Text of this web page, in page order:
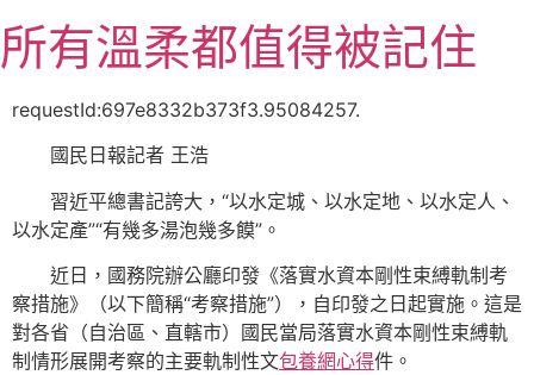
至
主所有溫柔都值得被記住
requestId:697e8332b373f3.95084257.
國民日報記者 王浩
習近平總書記誇大，“以水定城、以水定地、以水定人、
以水定產”“有幾多湯泡幾多饃”。
近日，國務院辦公廳印發《落實水資本剛性束縛軌制考
察措施》（以下簡稱“考察措施”），自印發之日起實施。這是
對各省（自治區、直轄市）國民當局落實水資本剛性束縛軌
制情形展開考察的主要軌制性文包養網心得件。